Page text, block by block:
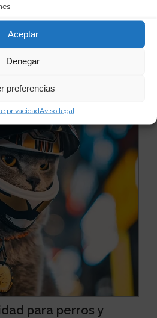
Aceptar
Denegar
preferencias
privacidadAviso legal
interesar...
para perros y